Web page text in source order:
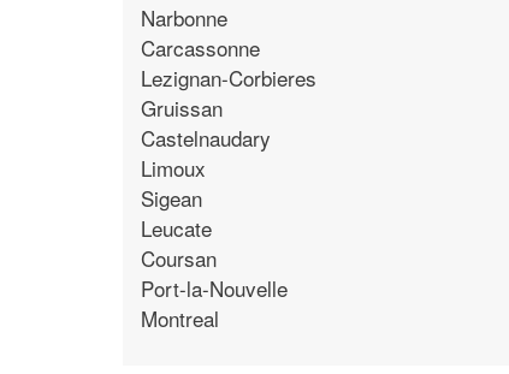
Narbonne
Carcassonne
Lezignan-Corbieres
Gruissan
Castelnaudary
Limoux
Sigean
Leucate
Coursan
Port-la-Nouvelle
Montreal